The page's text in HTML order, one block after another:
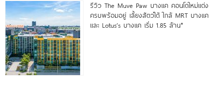
รีวิว The Muve Paw บางแค คอนโดใหม่แต่ง
ครบพร้อมอยู่ เลี้ยงสัตว์ได้ ใกล้ MRT บางแค
และ Lotus’s บางแค เริ่ม 1.85 ล้าน*